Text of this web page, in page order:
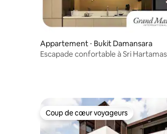
Appartement ⋅ Bukit Damansara
Escapade confortable à Sri Hartamas
Coup de cœur voyageurs
Coup de cœur voyageurs